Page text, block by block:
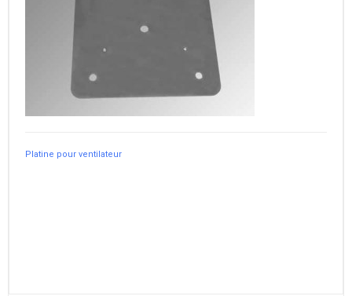
Platine pour ventilateur